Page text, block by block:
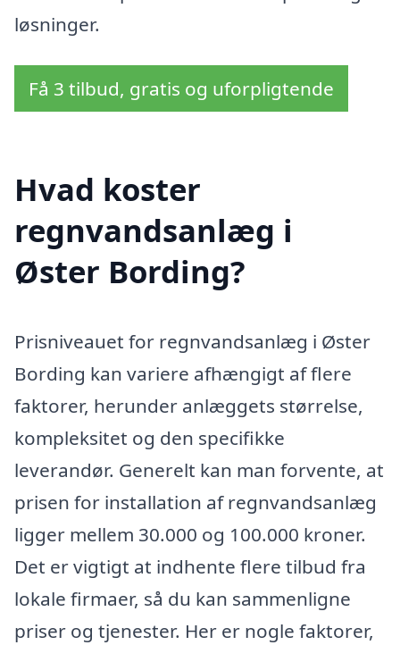
løsninger.
Få 3 tilbud, gratis og uforpligtende
Hvad koster
regnvandsanlæg i
Øster Bording?
Prisniveauet for regnvandsanlæg i Øster
Bording kan variere afhængigt af flere
faktorer, herunder anlæggets størrelse,
kompleksitet og den specifikke
leverandør. Generelt kan man forvente, at
prisen for installation af regnvandsanlæg
ligger mellem 30.000 og 100.000 kroner.
Det er vigtigt at indhente flere tilbud fra
lokale firmaer, så du kan sammenligne
priser og tjenester. Her er nogle faktorer,